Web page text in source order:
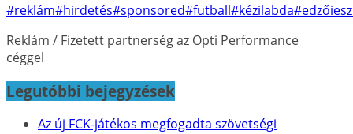
#reklám#hirdetés#sponsored#futball#kézilabda
Reklám / Fizetett partnerség az Opti Performance
céggel
Legutóbbi bejegyzések
Az új FCK-játékos megfogadta szövetségi